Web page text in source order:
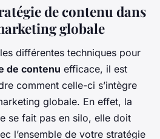
de contenu dans
globale
différentes techniques pour
de contenu efficace, il est
comment celle-ci s’intègre
globale. En effet, la
se fait pas en silo, elle doit
l’ensemble de votre stratégie